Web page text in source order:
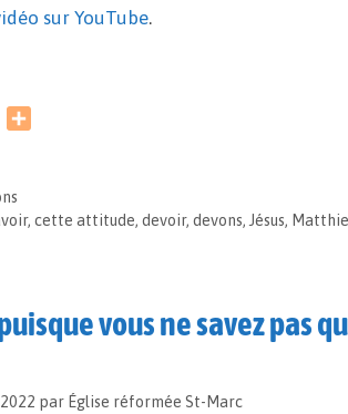
sur YouTube.
a
, cette attitude, devoir, devons, Jésus,
vous ne savez pas
par Église réformée St-Marc